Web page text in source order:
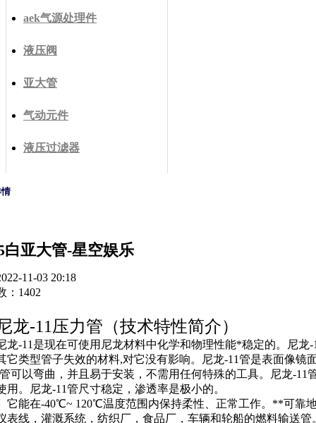
aek气源处理件
液压阀
亚大管
气动元件
液压过滤器
白亚大管-星空娱乐
11-03 20:18
：1402
龙-11压力管（技术特性简介）
是现在可使用尼龙材料中化学和物理性能*稳定的。尼龙-
它类型管子失效的材料,对它没有影响。尼龙-11管是表面像镜
可以弯曲，并且易于安装，不需用任何特殊的工具。尼龙-11
用。尼龙-11管尺寸稳定，渗透率是极小的。
40℃~ 120℃温度范围内保持柔性、正常工作。**可靠地
表线，灌溉系统，纺织厂，食品厂，车辆和轮船的燃料输送